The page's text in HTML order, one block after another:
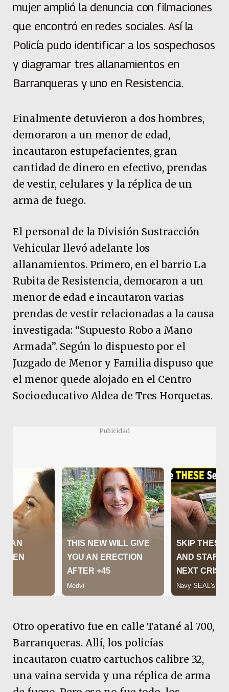
mujer amplió la denuncia con filmaciones
que encontró en redes sociales. Así la
Policía pudo identificar a los sospechosos
y diagramar tres allanamientos en
Barranqueras y uno en Resistencia.
Finalmente detuvieron a dos hombres,
demoraron a un menor de edad,
incautaron estupefacientes, gran
cantidad de dinero en efectivo, prendas
de vestir, celulares y la réplica de un
arma de fuego.
El personal de la División Sustracción
Vehicular llevó adelante los
allanamientos. Primero, en el barrio La
Rubita de Resistencia, demoraron a un
menor de edad e incautaron varias
prendas de vestir relacionadas a la causa
investigada: “Supuesto Robo a Mano
Armada”. Según lo dispuesto por el
Juzgado de Menor y Familia dispuso que
el menor quede alojado en el Centro
Socioeducativo Aldea de Tres Horquetas.
Pubicidad
Otro operativo fue en calle Tatané al 700,
Barranqueras. Allí, los policías
incautaron cuatro cartuchos calibre 32,
una vaina servida y una réplica de arma